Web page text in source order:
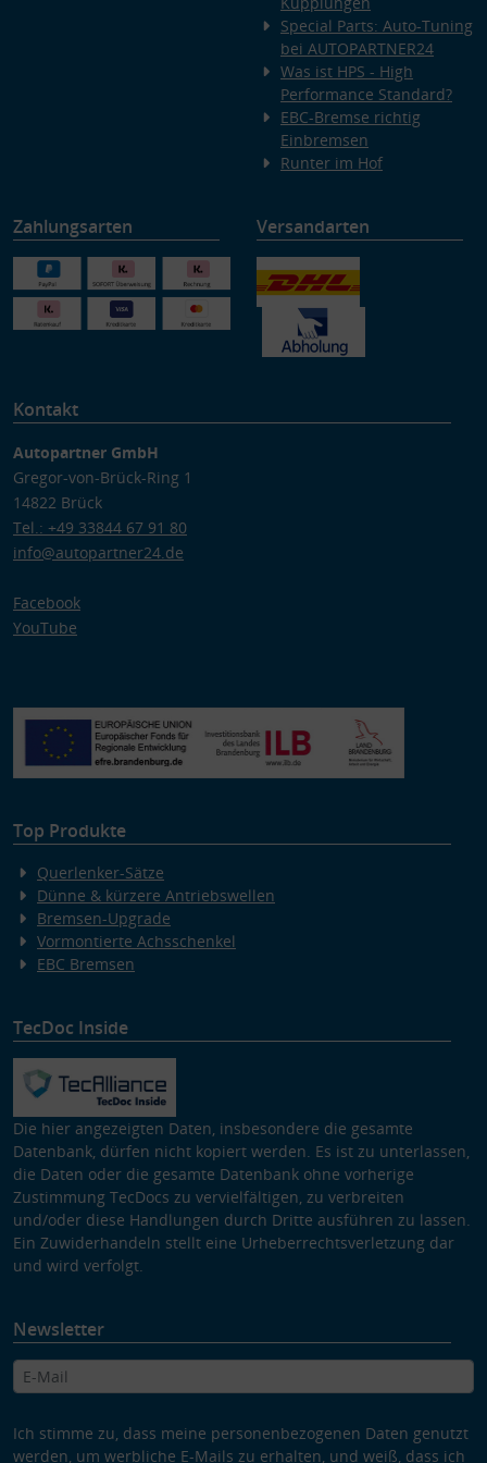
Special Parts: Auto-Tuning
bei AUTOPARTNER24
Was ist HPS - High
Performance Standard?
EBC-Bremse richtig
Einbremsen
Runter im Hof
Zahlungsarten Versandarten
Kontakt
Autopartner GmbH
Gregor-von-Brück-Ring 1
14822 Brück
Tel.: +49 33844 67 91 80
info@autopartner24.de
Facebook
YouTube
Top Produkte
Querlenker-Sätze
Dünne & kürzere Antriebswellen
Bremsen-Upgrade
Vormontierte Achsschenkel
EBC Bremsen
TecDoc Inside
Die hier angezeigten Daten, insbesondere die gesamte
Datenbank, dürfen nicht kopiert werden. Es ist zu unterlassen,
die Daten oder die gesamte Datenbank ohne vorherige
Zustimmung TecDocs zu vervielfältigen, zu verbreiten
und/oder diese Handlungen durch Dritte ausführen zu lassen.
Ein Zuwiderhandeln stellt eine Urheberrechtsverletzung dar
und wird verfolgt.
Newsletter
Ich stimme zu, dass meine personenbezogenen Daten genutzt
werden, um werbliche E-Mails zu erhalten, und weiß, dass ich
Besondere Features:
Endgeräteeigenschaften zur Identifikation aktiv abfragen